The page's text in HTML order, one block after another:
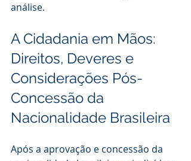
análise.
A Cidadania em Mãos:
Direitos, Deveres e
Considerações Pós-
Concessão da
Nacionalidade Brasileira
Após a aprovação e concessão da